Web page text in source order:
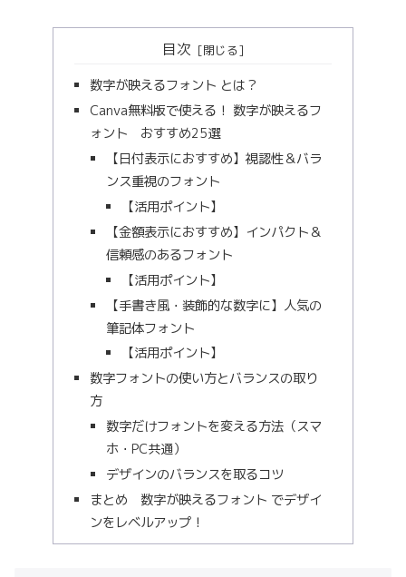
目次
数字が映えるフォント とは？
Canva無料版で使える！ 数字が映えるフ
ォント おすすめ25選
【日付表示におすすめ】視認性＆バラ
ンス重視のフォント
【活用ポイント】
【金額表示におすすめ】インパクト＆
信頼感のあるフォント
【活用ポイント】
【手書き風・装飾的な数字に】人気の
筆記体フォント
【活用ポイント】
数字フォントの使い方とバランスの取り
方
数字だけフォントを変える方法（スマ
ホ・PC共通）
デザインのバランスを取るコツ
まとめ 数字が映えるフォント でデザイ
ンをレベルアップ！